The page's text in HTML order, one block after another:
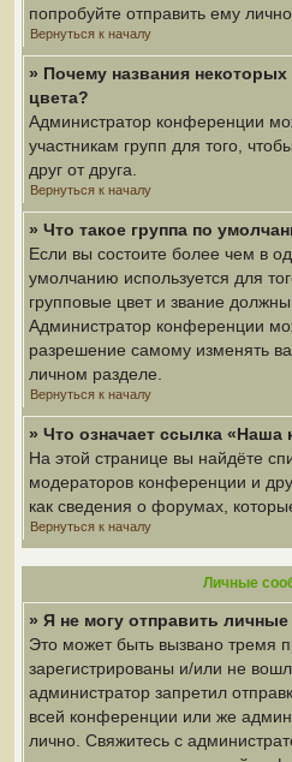
попробуйте отправить ему
Вернуться к началу
» Почему названия
цвета?
Администратор конференции
участникам групп для того,
друг от друга.
Вернуться к началу
» Что такое группа по
Если вы состоите более чем в
умолчанию используется для
групповые цвет и звание
Администратор конференции
разрешение самому изменять
личном разделе.
Вернуться к началу
» Что означает ссылка «Наша
На этой странице вы найдёте
модераторов конференции и
как сведения о форумах,
Вернуться к началу
Личные
» Я не могу отправить
Это может быть вызвано тремя
зарегистрированы и/или не
администратор запретил
всей конференции или же
лично. Свяжитесь с